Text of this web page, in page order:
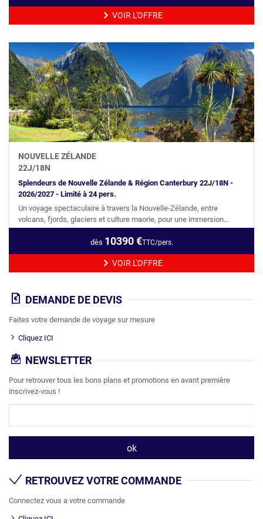
VOIR L'OFFRE
NOUVELLE ZÉLANDE
22J/18N
Splendeurs de Nouvelle Zélande & Région Canterbury 22J/18N -
2026/2027 - Limité à 24 pers.
Un voyage spectaculaire à travers la Nouvelle-Zélande, entre
volcans, fjords, glaciers et culture maorie, pour une immersion...
dès 10390€TTC/pers.
VOIR L'OFFRE
DEMANDE DE DEVIS
Faites votre demande de voyage sur mesure
Cliquez ICI
NEWSLETTER
Pour retrouver tous les bons plans et promotions en avant première
inscrivez-vous !
RETROUVEZ VOTRE COMMANDE
Connectez vous a votre commande